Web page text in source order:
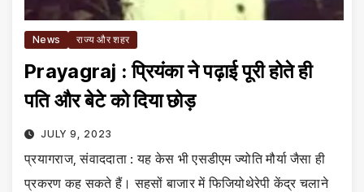
News राज्य और शहर
Prayagraj : प्रियंका ने पढ़ाई पूरी होते ही
पति और बेटे को दिया छोड़
JULY 9, 2023
प्रयागराज, संवाददाता : यह केस भी एसडीएम ज्योति मौर्या जैसा ही
प्रकरण कह सकते हैं। सहसों बाजार में फिजियोथेरेपी केंद्र चलाने